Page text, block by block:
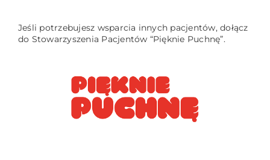
Jeśli potrzebujesz wsparcia innych pacjentów, dołącz
do Stowarzyszenia Pacjentów “Pięknie Puchnę”.